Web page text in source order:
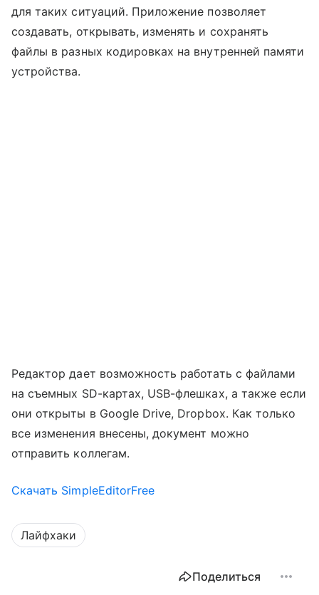
для таких ситуаций. Приложение позволяет
создавать, открывать, изменять и сохранять
файлы в разных кодировках на внутренней памяти
устройства.
Редактор дает возможность работать с файлами
на съемных SD-картах, USB-флешках, а также если
они открыты в Google Drive, Dropbox. Как только
все изменения внесены, документ можно
отправить коллегам.
Скачать SimpleEditorFree
Лайфхаки
Поделиться